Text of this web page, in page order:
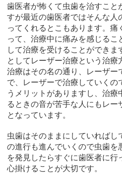
歯医者が怖くて虫歯を治すこと
すが最近の歯医者ではそんな人
ってくれるとこもあります。
って、治療中に痛みを感じる
して治療を受けることができ
としてレーザー治療という治
治療はその名の通り、レーザー
で、レーザーで治療していくの
うメリットがありますし、治
るときの音が苦手な人にもレ
となっています。
虫歯はそのままにしていれば
の進行も進んでいくので虫歯を
を発見したらすぐに歯医者に行
心掛けることが大切です。